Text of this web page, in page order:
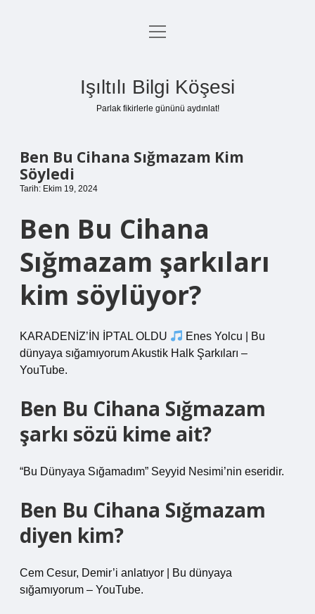
Anasayfa
Yasal Uyarı
menüyü
Işıltılı Bilgi Köşesi
Parlak fikirlerle gününü aydınlat!
Ben Bu Cihana Sığmazam Kim
Söyledi
Tarih: Ekim 19, 2024
Ben Bu Cihana
Sığmazam şarkıları
kim söylüyor?
KARADENİZ’İN İPTAL OLDU
Enes Yolcu | Bu
dünyaya sığamıyorum Akustik Halk Şarkıları –
YouTube.
Ben Bu Cihana Sığmazam
şarkı sözü kime ait?
“Bu Dünyaya Sığamadım” Seyyid Nesimi’nin eseridir.
Ben Bu Cihana Sığmazam
diyen kim?
Cem Cesur, Demir’i anlatıyor | Bu dünyaya
sığamıyorum – YouTube.